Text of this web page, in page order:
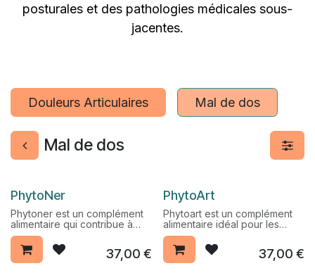
posturales et des pathologies médicales sous-
jacentes.
Douleurs Articulaires Mal de dos
Mal de dos
Pack Promo %
​PhytoNer
Phytoner est un complément
alimentaire qui contribue à
une souplesse générale et
aide à atténuer les douleurs
du tour de rein.
37,00 €
Pack Promo %
​PhytoArt
Phytoart est un complément
alimentaire idéal pour les
douleurs musculaires et
articulaires. Il maintient la
souplesse et lubrifie les
articulations en profondeur
37,00 €